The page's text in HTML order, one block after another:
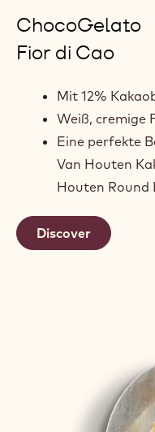
ChocoGelato
Fior di Cao
Mit 12%
Weiß, cremige
Eine perfekte
Van Houten
Houten Round
Discover